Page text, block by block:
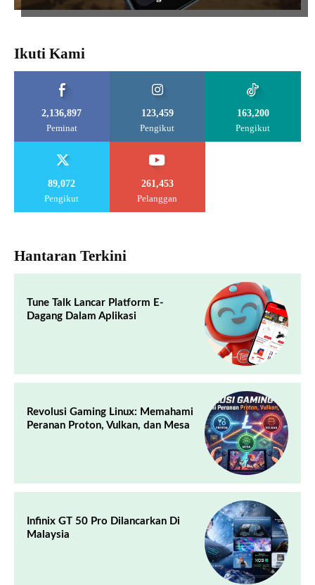
Ikuti Kami
2,136,897
Peminat
123,459
Pengikut
163,200
Pengikut
89,072
Pengikut
261,453
Pelanggan
Hantaran Terkini
Tune Talk Lancar Platform E-
Dagang Dalam Aplikasi
Revolusi Gaming Linux: Memahami
Peranan Proton, Vulkan, dan Mesa
Infinix GT 50 Pro Dilancarkan Di
Malaysia